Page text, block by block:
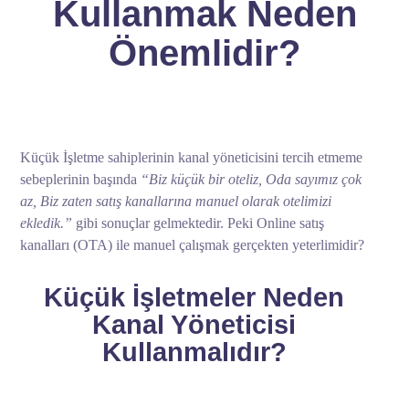
Kullanmak Neden
Önemlidir?
Küçük İşletme sahiplerinin kanal yöneticisini tercih etmeme
sebeplerinin başında “Biz küçük bir oteliz, Oda sayımız çok
az, Biz zaten satış kanallarına manuel olarak otelimizi
ekledik.” gibi sonuçlar gelmektedir. Peki Online satış
kanalları (OTA) ile manuel çalışmak gerçekten yeterlimidir?
Küçük İşletmeler Neden
Kanal Yöneticisi
Kullanmalıdır?